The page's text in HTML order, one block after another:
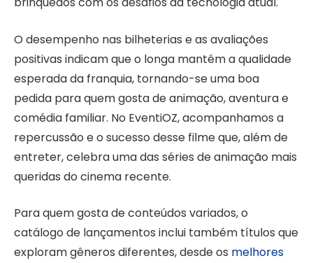
O desempenho nas bilheterias e as avaliações
positivas indicam que o longa mantém a qualidade
esperada da franquia, tornando-se uma boa
pedida para quem gosta de animação, aventura e
comédia familiar. No EventiOZ, acompanhamos a
repercussão e o sucesso desse filme que, além de
entreter, celebra uma das séries de animação mais
queridas do cinema recente.
Para quem gosta de conteúdos variados, o
catálogo de lançamentos inclui também títulos que
exploram gêneros diferentes, desde os melhores